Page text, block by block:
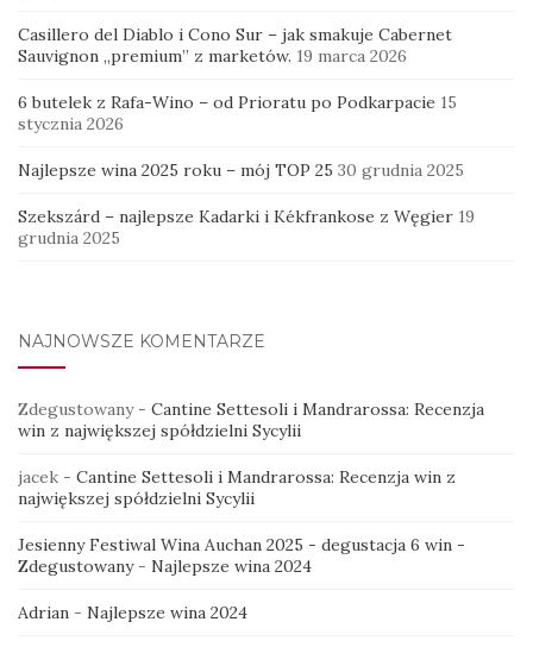
Casillero del Diablo i Cono Sur – jak smakuje Cabernet
Sauvignon „premium” z marketów. 19 marca 2026
6 butelek z Rafa-Wino – od Prioratu po Podkarpacie 15
stycznia 2026
Najlepsze wina 2025 roku – mój TOP 25 30 grudnia 2025
Szekszárd – najlepsze Kadarki i Kékfrankose z Węgier 19
grudnia 2025
NAJNOWSZE KOMENTARZE
Zdegustowany- Cantine Settesoli i Mandrarossa: Recenzja
win z największej spółdzielni Sycylii
jacek - Cantine Settesoli i Mandrarossa: Recenzja win z
największej spółdzielni Sycylii
Jesienny Festiwal Wina Auchan 2025 - degustacja 6 win -
Zdegustowany- Najlepsze wina 2024
Adrian - Najlepsze wina 2024